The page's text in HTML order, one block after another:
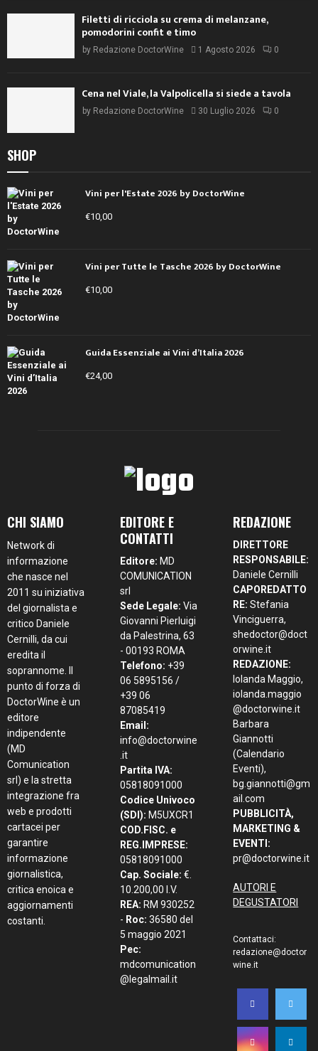
Filetti di ricciola su crema di melanzane,
pomodorini confit e timo
by Redazione DoctorWine 1 Agosto 2026 0
Cena nel Viale, la Valpolicella si siede a tavola
by Redazione DoctorWine 30 Luglio 2026 0
SHOP
Vini per l'Estate 2026 by DoctorWine
€10,00
Vini per Tutte le Tasche 2026 by DoctorWine
€10,00
Guida Essenziale ai Vini d’Italia 2026
€24,00
CHI SIAMO
Network di
informazione
che nasce nel
2011 su iniziativa
del giornalista e
critico Daniele
Cernilli, da cui
eredita il
soprannome. Il
punto di forza di
DoctorWine è un
editore
indipendente
(MD
Comunication
srl) e la stretta
integrazione fra
web e prodotti
cartacei per
garantire
informazione
giornalistica,
critica enoica e
aggiornamenti
costanti.
EDITORE E
CONTATTI
Editore: MD
COMUNICATION
srl
Sede Legale: Via
Giovanni Pierluigi
da Palestrina, 63
- 00193 ROMA
Telefono: +39
06 5895156 /
+39 06
87085419
Email:
info@doctorwine
.it
Partita IVA:
05818091000
Codice Univoco
(SDI): M5UXCR1
COD.FISC. e
REG.IMPRESE:
05818091000
Cap. Sociale: €.
10.200,00 I.V.
REA: RM 930252
- Roc: 36580 del
5 maggio 2021
Pec:
mdcomunication
@legalmail.it
REDAZIONE
DIRETTORE
RESPONSABILE:
Daniele Cernilli
CAPOREDATTO
RE: Stefania
Vinciguerra,
shedoctor@doct
orwine.it
REDAZIONE:
Iolanda Maggio,
iolanda.maggio
@doctorwine.it
Barbara
Giannotti
(Calendario
Eventi),
bg.giannotti@gm
ail.com
PUBBLICITÀ,
MARKETING &
EVENTI:
pr@doctorwine.it
AUTORI E
DEGUSTATORI
Contattaci:
redazione@doctor
wine.it